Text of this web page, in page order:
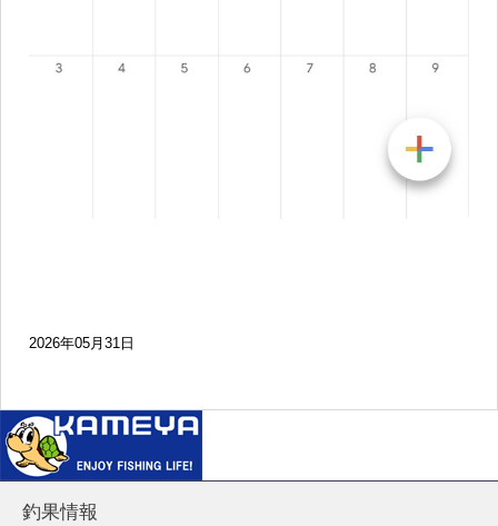
2026年05月31日
釣果情報